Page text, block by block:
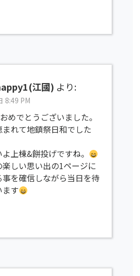
江國) より:
8:49 PM
めでとうございました。
れて地鎮祭日和でした
上棟&餅投げですね。
しい思い出の1ページに
を確信しながら当日を待
ます